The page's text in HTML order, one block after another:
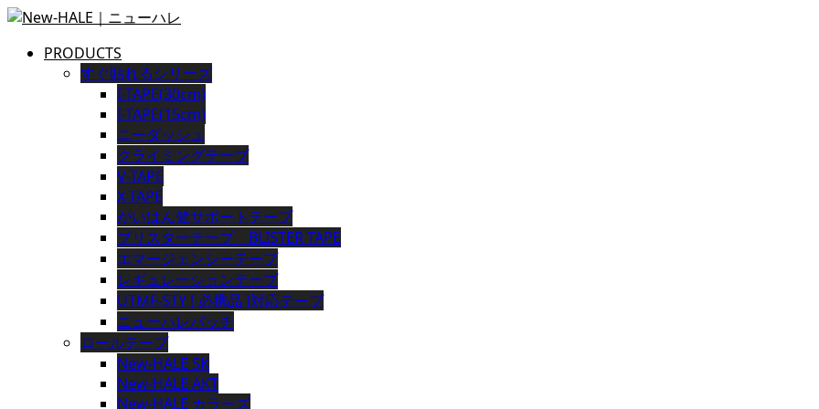
PRODUCTS
すぐ貼れるシリーズ
I-TAPE(30cm)
I-TAPE(15cm)
ニーダッシュ
クライミングテープ
V-TAPE
X-TAPE
がいはん健サポートテープ
ブリスターテープ BLISTER TAPE
エマージェンシーテープ
レギュレーションテープ
UTMF-STY [ 必携品 ]対応テープ
ニューハレパッチ
ロールテープ
New-HALE SK
New-HALE AKT
New-HALE カラーズ